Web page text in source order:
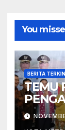
You
BERITA
TEMU
I B